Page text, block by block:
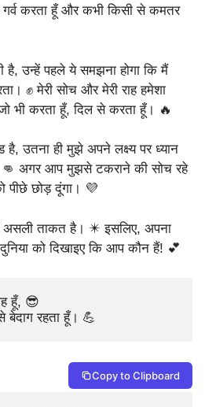
करता हूँ और कभी किसी से कमतर
है, उन्हें पहले ये समझना होगा कि मैं
✊ मेरी सोच और मेरी राह हमेशा
भी करता हूँ, दिल से करता हूँ। 🔥
है, उतना ही मुझे अपने लक्ष्य पर ध्यान
अगर आप मुझसे टकराने की सोच रहे
पीछे छोड़ दूंगा। 💜
असली ताकत है। ✴️ इसलिए, अपना
को दिखाइए कि आप कौन हैं! 💕
हूँ, 😎
बेदाग रहता हूँ। 💪
Copy to Clipboard